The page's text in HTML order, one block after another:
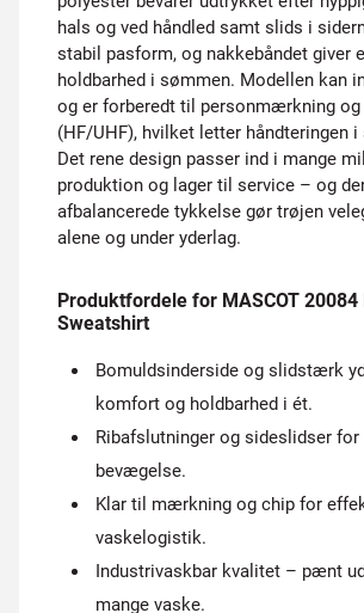
hals og ved håndled samt slids i
stabil pasform, og nakkebåndet giver
holdbarhed i sømmen. Modellen kan
og er forberedt til personmærkning og
(HF/UHF), hvilket letter håndteringen
Det rene design passer ind i mange
produktion og lager til service – og
afbalancerede tykkelse gør trøjen
alene og under yderlag.
Produktfordele for MASCOT 20084
Sweatshirt
Bomuldsinderside og slidstærk
komfort og holdbarhed i ét.
Ribafslutninger og side­slidser for
bevægelse.
Klar til mærkning og chip for
vaskelogistik.
Industrivaskbar kvalitet – pænt
mange vaske.